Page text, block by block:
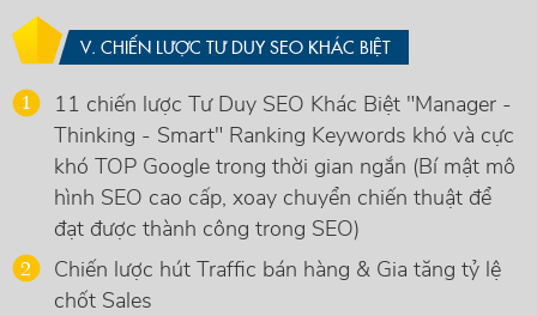
V. CHIẾN LƯỢC TƯ DUY SEO KHÁC BIỆT
11 chiến lược Tư Duy SEO Khác Biệt "Manager -
Thinking - Smart" Ranking Keywords khó và cực
khó TOP Google trong thời gian ngắn (Bí mật mô
hình SEO cao cấp, xoay chuyển chiến thuật để
đạt được thành công trong SEO)
Chiến lược hút Traffic bán hàng & Gia tăng tỷ lệ
chốt Sales